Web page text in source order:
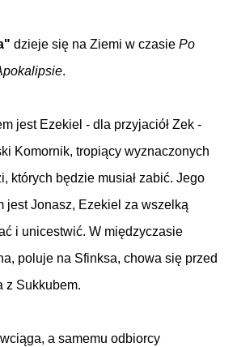
dzieje się na Ziemi w czasie Po
.
jest Ezekiel - dla przyjaciół Zek -
Komornik, tropiący wyznaczonych
których będzie musiał zabić. Jego
jest Jonasz, Ezekiel za wszelką
i unicestwić. W międzyczasie
poluje na Sfinksa, chowa się przed
z Sukkubem.
a samemu odbiorcy